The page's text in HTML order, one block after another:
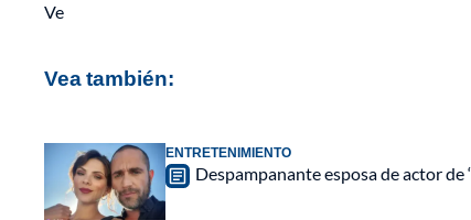
Ve
Vea también:
ENTRETENIMIENTO
Despampanante esposa de actor de